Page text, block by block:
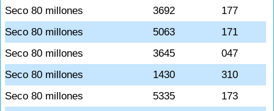
Seco 80 millones
3692
177
Seco 80 millones
5063
171
Seco 80 millones
3645
047
Seco 80 millones
1430
310
Seco 80 millones
5335
173